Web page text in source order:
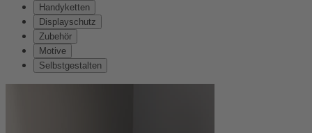
Handyketten
Displayschutz
Zubehör
Motive
Selbstgestalten